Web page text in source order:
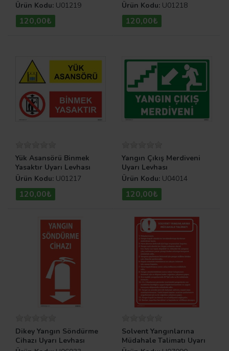
Ürün Kodu: U01219
120,00₺
Ürün Kodu: U01218
120,00₺
Yük Asansörü Binmek
Yasaktır Uyarı Levhası
Ürün Kodu: U01217
120,00₺
Yangın Çıkış Merdiveni
Uyarı Levhası
Ürün Kodu: U04014
120,00₺
Dikey Yangın Söndürme
Cihazı Uyarı Levhası
Solvent Yangınlarına
Müdahale Talimatı Uyarı